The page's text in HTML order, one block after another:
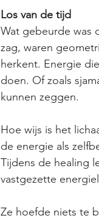
Los van de tijd
Wat gebeurde was
zag, waren
herkent. Energie
doen. Of zoals
kunnen zeggen.
Hoe wijs is het
de energie als
Tijdens de healing
vastgezette
Ze hoefde niets te